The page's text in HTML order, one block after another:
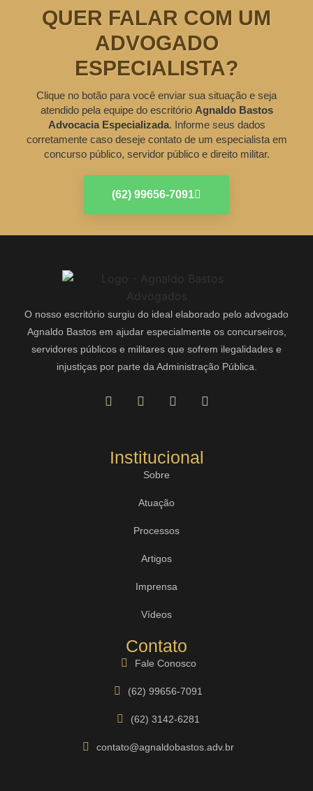
QUER FALAR COM UM
ADVOGADO
ESPECIALISTA?
Clique no botão para você enviar sua situação e seja
atendido pela equipe do escritório Agnaldo Bastos
Advocacia Especializada. Informe seus dados
corretamente caso deseje contato de um especialista em
concurso público, servidor público e direito militar.
(62) 99656-7091
O nosso escritório surgiu do ideal elaborado pelo advogado
Agnaldo Bastos em ajudar especialmente os concurseiros,
servidores públicos e militares que sofrem ilegalidades e
injustiças por parte da Administração Pública.
Institucional
Sobre
Atuação
Processos
Artigos
Imprensa
Vídeos
Contato
Fale Conosco
(62) 99656-7091
(62) 3142-6281
contato@agnaldobastos.adv.br